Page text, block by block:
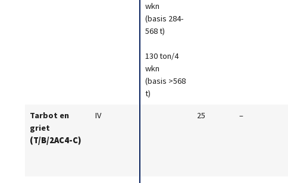
wkn
(basis 284-
568 t)
130 ton/4
wkn
(basis >568
t)
Tarbot en
griet
(T/B/2AC4-C)
IV 25 –